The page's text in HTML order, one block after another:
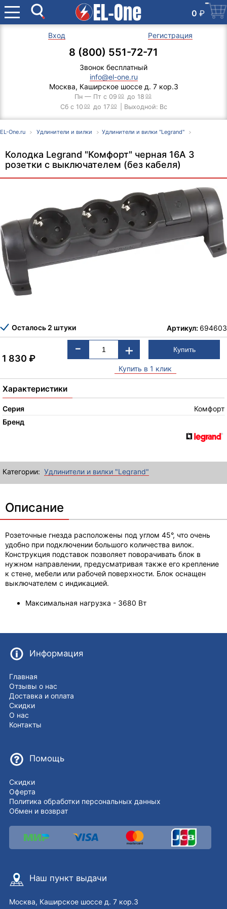
0 ₽
Вход Регистрация
8 (800) 551-72-71
Звонок бесплатный
info@el-one.ru
Москва, Каширское шоссе д. 7 кор.3
Пн — Пт с 09 00 до 18 00
Сб с 10 00 до 17 00 | Выходной: Вс
EL-One.ru Удлинители и вилки Удлинители и вилки "Legrand"
Колодка Legrand "Комфорт" черная 16А 3
розетки с выключателем (без кабеля)
Осталось 2 штуки Артикул: 694603
1 830₽
- +
Купить в 1 клик
Характеристики
Серия
Комфорт
Бренд
Категории: Удлинители и вилки "Legrand"
Описание
Розеточные гнезда расположены под углом 45°, что очень
удобно при подключении большого количества вилок.
Конструкция подставок позволяет поворачивать блок в
нужном направлении, предусматривая также его крепление
к стене, мебели или рабочей поверхности. Блок оснащен
выключателем с индикацией.
Максимальная нагрузка - 3680 Вт
Информация
Главная
Отзывы о нас
Доставка и оплата
Скидки
О нас
Контакты
Помощь
Скидки
Оферта
Политика обработки персональных данных
Обмен и возврат
Наш пункт выдачи
Москва, Каширское шоссе д. 7 кор.3